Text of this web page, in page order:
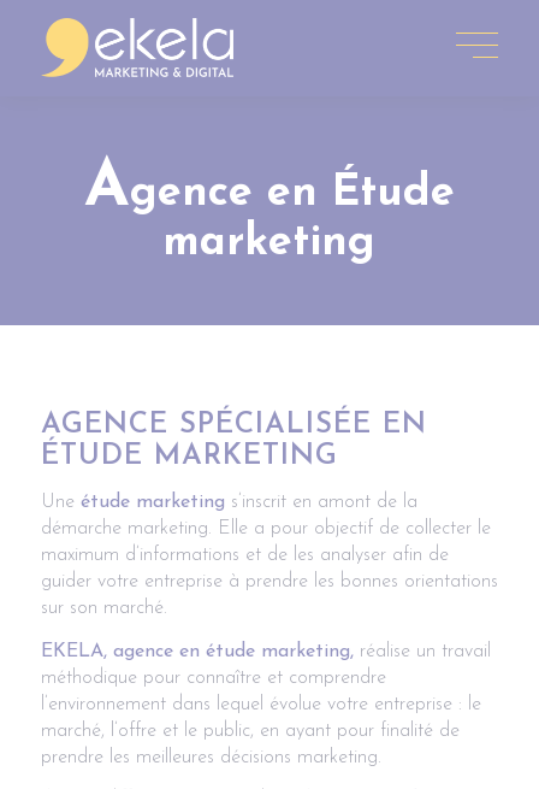
Agence en Étude
marketing
AGENCE SPÉCIALISÉE EN
ÉTUDE MARKETING
Une étude marketing s’inscrit en amont de la
démarche marketing. Elle a pour objectif de collecter le
maximum d’informations et de les analyser afin de
guider votre entreprise à prendre les bonnes orientations
sur son marché.
EKELA, agence en étude marketing,réalise un travail
méthodique pour connaître et comprendre
l’environnement dans lequel évolue votre entreprise : le
marché, l’offre et le public, en ayant pour finalité de
prendre les meilleures décisions marketing.